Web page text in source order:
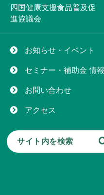
四国健康支援食品普及促
進協議会
お知らせ・イベント
セミナー・補助金 情報
お問い合わせ
アクセス